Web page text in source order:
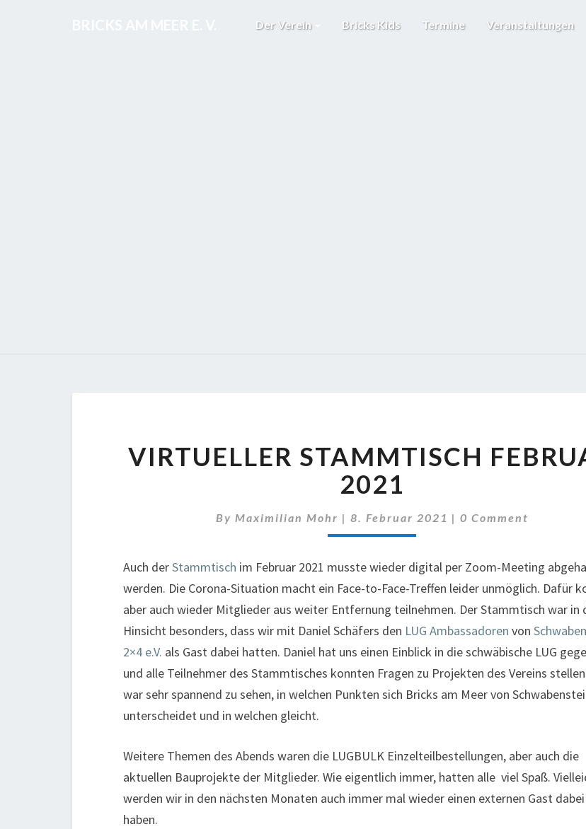
Der Verein Bricks Kids Termine Veranstaltungen
STAMMTISCH
FEBRUAR
2021
VIRTUELLER STAMMTISCH
2021
By Maximilian Mohr | 8. Februar 2021 | Comments
0 Comment
Auch derStammtisch im Februar 2021 musste wieder digital per Zoom-Meeting
werden. Die Corona-Situation macht ein Face-to-Face-Treffen leider unmöglich. Dafür
aber auch wieder Mitglieder aus weiter Entfernung teilnehmen. Der Stammtisch war in
Hinsicht besonders, dass wir mit Daniel Schäfers den LUG Ambassadoren von
2×4 e.V. als Gast dabei hatten. Daniel hat uns einen Einblick in die schwäbische LUG
und alle Teilnehmer des Stammtisches konnten Fragen zu Projekten des Vereins
war sehr spannend zu sehen, in welchen Punkten sich Bricks am Meer von
unterscheidet und in welchen gleicht.
Weitere Themen des Abends waren die LUGBULK Einzelteilbestellungen, aber auch die
aktuellen Bauprojekte der Mitglieder. Wie eigentlich immer, hatten alle viel Spaß.
werden wir in den nächsten Monaten auch immer mal wieder einen externen Gast dabei
haben.